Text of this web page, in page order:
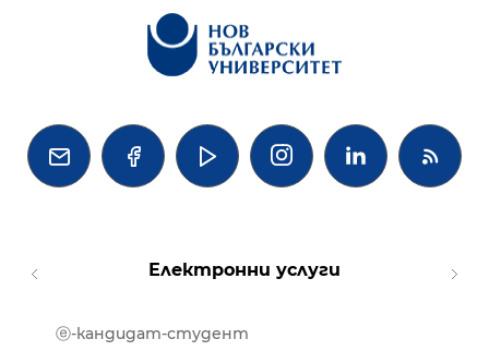
   
Електронни услуги
ⓔ-кандидат-студент